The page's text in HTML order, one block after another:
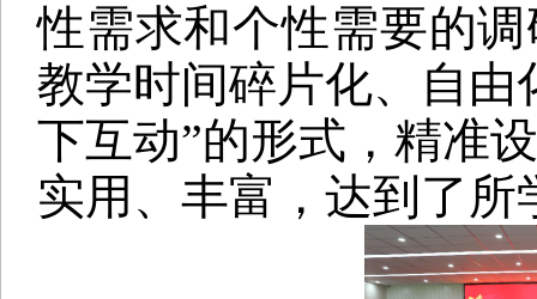
性需求和个性需要的
教学时间碎片化、自由
下互动”的形式，精准
实用、丰富，达到了